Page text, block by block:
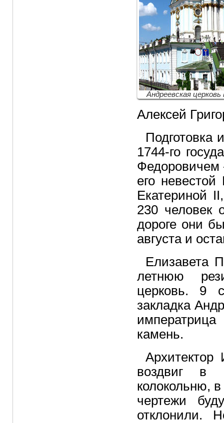
Андреевская церковь
Алексей
Подготовка
1744-го
его
Екатериной
230 человек
дороге они
августа и
Елизавета
летнюю
церковь. 9
закладка
камень.
воздвиг в
колокольню,
чертежи
отклонили.